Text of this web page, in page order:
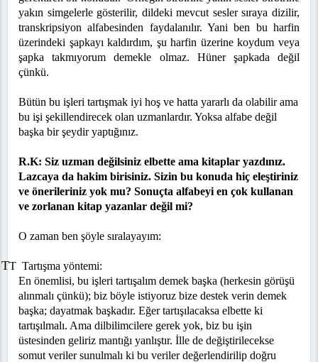
yakın simgelerle gösterilir, dildeki mevcut sesler sıraya dizilir,
transkripsiyon alfabesinden faydalanılır. Yani ben bu harfin
üzerindeki şapkayı kaldırdım, şu harfin üzerine koydum veya
şapka takmıyorum demekle olmaz. Hüner şapkada değil
çünkü.
Bütün bu işleri tartışmak iyi hoş ve hatta yararlı da olabilir ama
bu işi şekillendirecek olan uzmanlardır. Yoksa alfabe değil
başka bir şeydir yaptığınız.
R.K: Siz uzman değilsiniz elbette ama kitaplar yazdınız.
Lazcaya da hakim birisiniz. Sizin bu konuda hiç eleştiriniz
ve önerileriniz yok mu? Sonuçta alfabeyi en çok kullanan
ve zorlanan kitap yazanlar değil mi?
O zaman ben şöyle sıralayayım:
TT Tartışma yöntemi:
En önemlisi, bu işleri tartışalım demek başka (herkesin görüşü
alınmalı çünkü); biz böyle istiyoruz bize destek verin demek
başka; dayatmak başkadır. Eğer tartışılacaksa elbette ki
tartışılmalı. Ama dilbilimcilere gerek yok, biz bu işin
üstesinden geliriz mantığı yanlıştır. İlle de değiştirilecekse
somut veriler sunulmalı ki bu veriler değerlendirilip doğru